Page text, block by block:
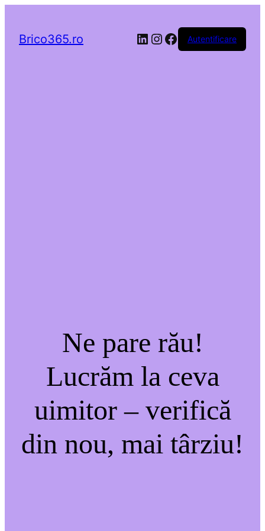
Brico365.ro LinkedIn
Instagram
Facebook
Autentificare
Ne pare rău!
Lucrăm la ceva
uimitor – verifică
din nou, mai târziu!